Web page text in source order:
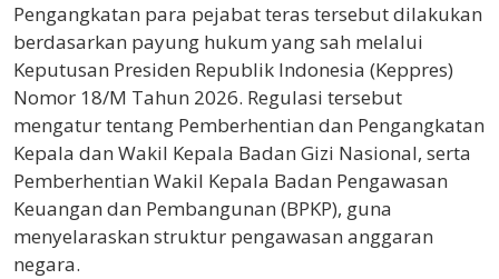
Pengangkatan para pejabat teras tersebut dilakukan
berdasarkan payung hukum yang sah melalui
Keputusan Presiden Republik Indonesia (Keppres)
Nomor 18/M Tahun 2026. Regulasi tersebut
mengatur tentang Pemberhentian dan Pengangkatan
Kepala dan Wakil Kepala Badan Gizi Nasional, serta
Pemberhentian Wakil Kepala Badan Pengawasan
Keuangan dan Pembangunan (BPKP), guna
menyelaraskan struktur pengawasan anggaran
negara.